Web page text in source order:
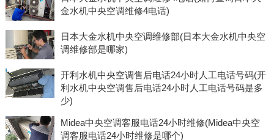
金水机中央空调维修4电话)
日本大金水机中央空调维修部(日本大金水机中央空
调维修部是哪家)
开利水机中央空调售后电话24小时人工电话号码(开
利水机中央空调售后电话24小时人工电话号码是多
少)
Midea中央空调客服电话24小时维修(Midea中央空
调客服电话24小时维修是哪个)